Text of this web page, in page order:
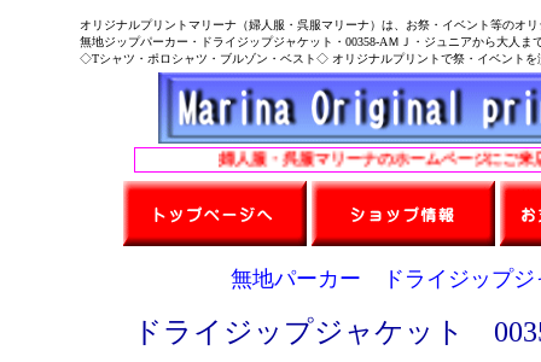
オリジナルプリントマリーナ（婦人服・呉服マリーナ）は、お祭・イベント等のオ
無地ジップパーカー・ドライジップジャケット・00358-AＭＪ・ジュニアから大人ま
◇Tシャツ・ポロシャツ・ブルゾン・ベスト◇ オリジナルプリントで祭・イベント
婦人服・呉服マリーナのホームページにご来店く
無地パーカー ドライジップ
ドライジップジャケット